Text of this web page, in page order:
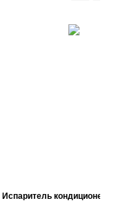
Испаритель кондиционера